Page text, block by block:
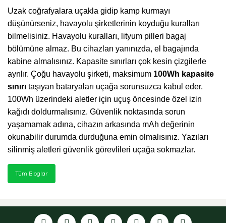
Uzak coğrafyalara uçakla gidip kamp kurmayı
düşünürseniz, havayolu şirketlerinin koyduğu kuralları
bilmelisiniz. Havayolu kuralları, lityum pilleri bagaj
bölümüne almaz. Bu cihazları yanınızda, el bagajında
kabine almalısınız. Kapasite sınırları çok kesin çizgilerle
ayrılır. Çoğu havayolu şirketi, maksimum 100Wh kapasite
sınırı taşıyan bataryaları uçağa sorunsuzca kabul eder.
100Wh üzerindeki aletler için uçuş öncesinde özel izin
kağıdı doldurmalısınız. Güvenlik noktasında sorun
yaşamamak adına, cihazın arkasında mAh değerinin
okunabilir durumda durduğuna emin olmalısınız. Yazıları
silinmiş aletleri güvenlik görevlileri uçağa sokmazlar.
Tüm Bloglar